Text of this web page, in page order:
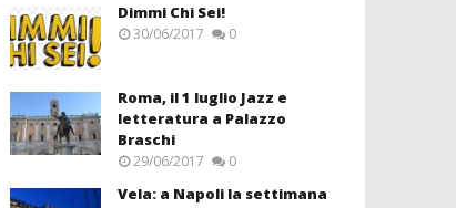
Dimmi Chi Sei!
30/06/2017 0
Roma, il 1 luglio Jazz e
letteratura a Palazzo
Braschi
29/06/2017 0
Vela: a Napoli la settimana